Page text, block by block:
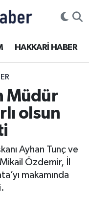
HAKKARİ HABER
Müdür
olsun
Ayhan Tunç ve
Özdemir, İl
makamında